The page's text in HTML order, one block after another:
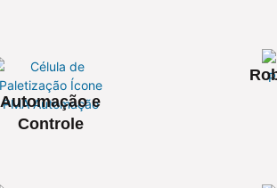
Automação e
Controle